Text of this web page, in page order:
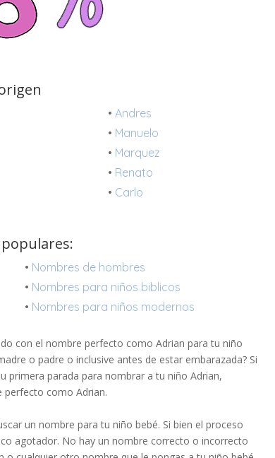
• Andres
• Manuelo
• Marquez
• Renato
• Carlo
• Nombres de hombres
• Nombres para niños biblicos
• Nombres para niños modernos
con el nombre perfecto como Adrian para tu niño
o padre o inclusive antes de estar embarazada? Si
primera parada para nombrar a tu niño Adrian,
perfecto como Adrian.
un nombre para tu niño bebé. Si bien el proceso
agotador. No hay un nombre correcto o incorrecto